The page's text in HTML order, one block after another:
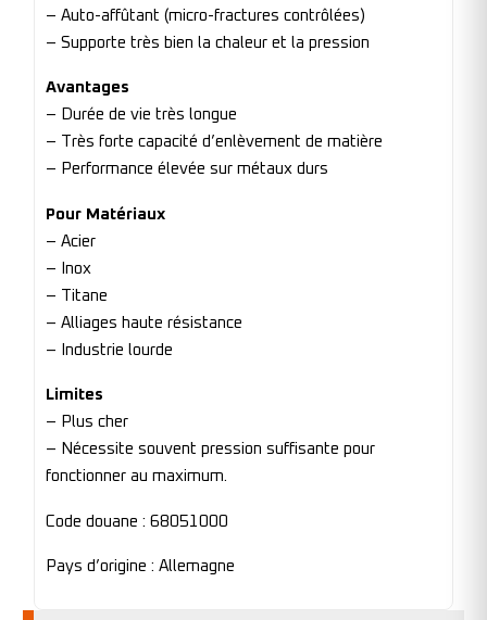
– Auto-affûtant (micro-fractures contrôlées)
– Supporte très bien la chaleur et la pression
Avantages
– Durée de vie très longue
– Très forte capacité d’enlèvement de matière
– Performance élevée sur métaux durs
Pour Matériaux
– Acier
– Inox
– Titane
– Alliages haute résistance
– Industrie lourde
Limites
– Plus cher
– Nécessite souvent pression suffisante pour
fonctionner au maximum.
Code douane : 68051000
Pays d’origine : Allemagne